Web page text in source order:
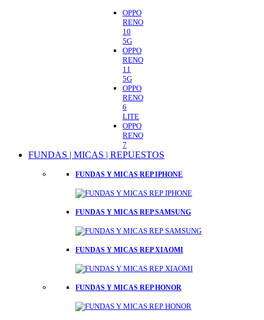
OPPO
RENO
10
5G
OPPO
RENO
11
5G
OPPO
RENO
6
LITE
OPPO
RENO
7
FUNDAS | MICAS | REPUESTOS
FUNDAS Y MICAS REP IPHONE
FUNDAS Y MICAS REP SAMSUNG
FUNDAS Y MICAS REP XIAOMI
FUNDAS Y MICAS REP HONOR